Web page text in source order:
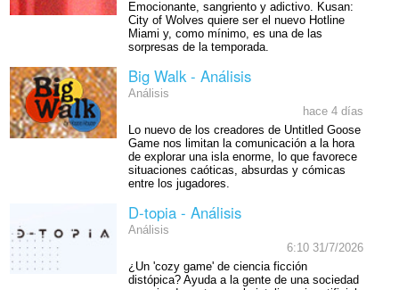
Emocionante, sangriento y adictivo. Kusan:
City of Wolves quiere ser el nuevo Hotline
Miami y, como mínimo, es una de las
sorpresas de la temporada.
Big Walk - Análisis
Análisis
hace 4 días
Lo nuevo de los creadores de Untitled Goose
Game nos limitan la comunicación a la hora
de explorar una isla enorme, lo que favorece
situaciones caóticas, absurdas y cómicas
entre los jugadores.
D-topia - Análisis
Análisis
6:10 31/7/2026
¿Un 'cozy game' de ciencia ficción
distópica? Ayuda a la gente de una sociedad